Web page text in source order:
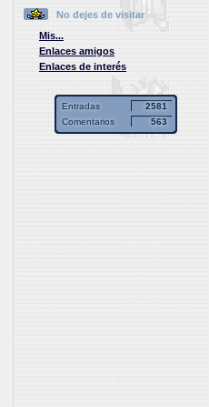
No dejes de visitar
Mis...
Enlaces amigos
Enlaces de interés
Entradas
2581
Comentarios
563